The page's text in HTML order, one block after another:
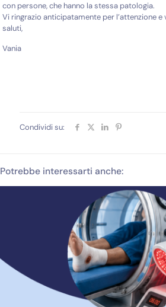
con persone, che hanno la stessa patologia.
Vi ringrazio anticipatamente per l’attenzione
saluti,
Vania
Condividi su:
Potrebbe interessarti anche: